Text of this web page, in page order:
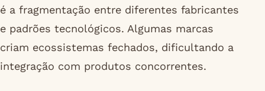
é a fragmentação entre diferentes fabricantes
e padrões tecnológicos. Algumas marcas
criam ecossistemas fechados, dificultando a
integração com produtos concorrentes.